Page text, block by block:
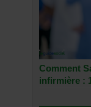
Comment
infirmière :